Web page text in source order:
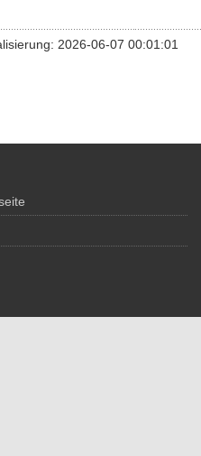
2026-06-07 00:01:01